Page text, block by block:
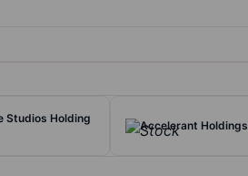
Studios Holding
Accelerant Holdings